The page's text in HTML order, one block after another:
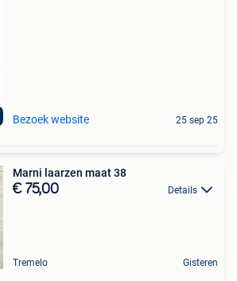
Bezoek website 25 sep 25
Marni laarzen maat 38
€ 75,00 Details
Tremelo Gisteren